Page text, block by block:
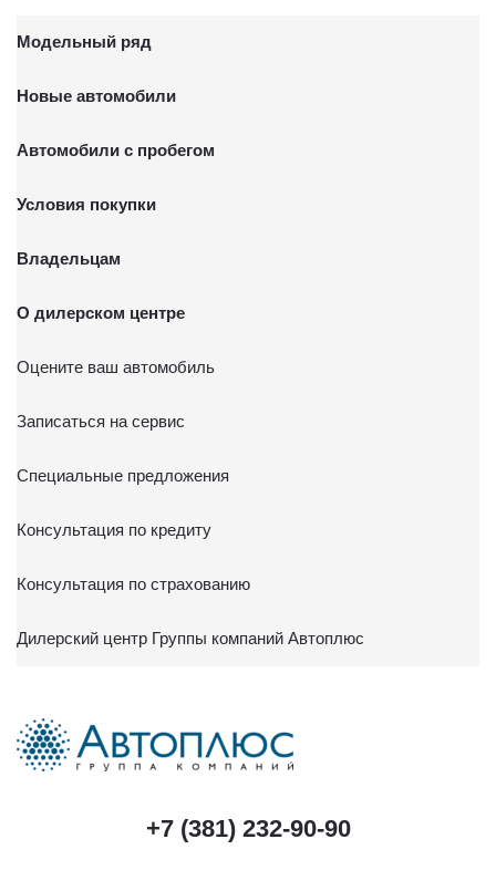
Модельный ряд
Новые автомобили
Автомобили с пробегом
Условия покупки
Владельцам
О дилерском центре
Оцените ваш автомобиль
Записаться на сервис
Специальные предложения
Консультация по кредиту
Консультация по страхованию
Дилерский центр Группы компаний Автоплюс
+7 (381) 232-90-90